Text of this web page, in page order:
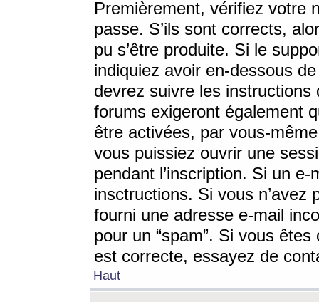
Premièrement, vérifiez votre
passe. S’ils sont corrects,
pu s’être produite. Si le
indiquiez avoir en-dessous
devrez suivre les
forums exigeront également
être activées, par vous-
vous puissiez ouvrir une
pendant l’inscription. Si un
insctructions. Si vous n’avez
fourni une adresse e-mail
pour un “spam”. Si vous
est correcte, essayez de
Haut